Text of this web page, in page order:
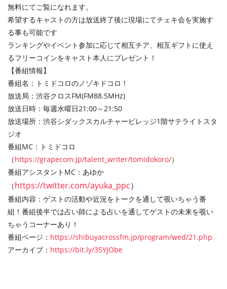
無料にてご覧になれます。
希望するキャストの方は放送終了後に現場にてチェキ会を実施す
る事も可能です
ランキングやイベント参加に応じて相互チア、相互ギフトに使え
るフリーコインをキャスト本人にプレゼント！
【番組情報】
番組名：トミドコロのノゾキドコロ！
放送局：渋谷クロスFM(FM88.5MHz)
放送日時：毎週水曜日21:00～21:50
放送場所：渋谷シダックスカルチャービレッジ1階サテライトスタ
ジオ
番組MC：トミドコロ
（https://grapecom.jp/talent_writer/tomidokoro/）
番組アシスタントMC：あゆか
（https://twitter.com/ayuka_ppc）
番組内容：ゲストの活動や近況をトークを通して覗いちゃう番
組！番組後半では占い師による占いを通してゲストの未来を覗い
ちゃうコーナーあり！
番組ページ： https://shibuyacrossfm.jp/program/wed/21.php
アーカイブ： https://bit.ly/35YJObe